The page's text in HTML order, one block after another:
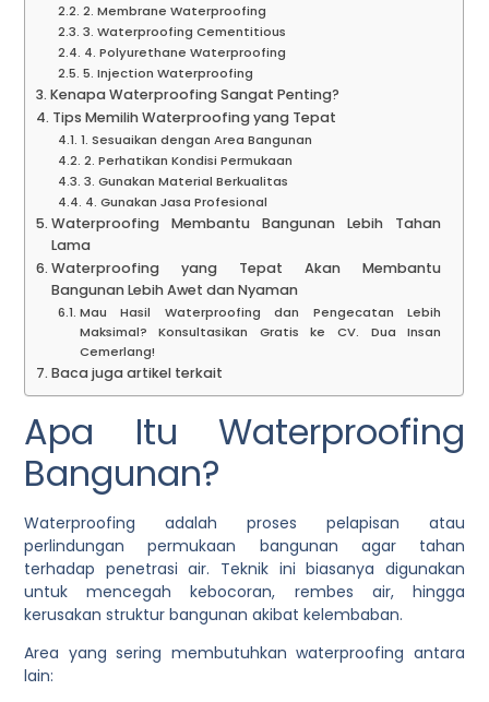
2. Membrane Waterproofing
3. Waterproofing Cementitious
4. Polyurethane Waterproofing
5. Injection Waterproofing
Kenapa Waterproofing Sangat Penting?
Tips Memilih Waterproofing yang Tepat
1. Sesuaikan dengan Area Bangunan
2. Perhatikan Kondisi Permukaan
3. Gunakan Material Berkualitas
4. Gunakan Jasa Profesional
Waterproofing Membantu Bangunan Lebih Tahan
Lama
Waterproofing yang Tepat Akan Membantu
Bangunan Lebih Awet dan Nyaman
Mau Hasil Waterproofing dan Pengecatan Lebih
Maksimal? Konsultasikan Gratis ke CV. Dua Insan
Cemerlang!
Baca juga artikel terkait
Apa Itu Waterproofing
Bangunan?
Waterproofing adalah proses pelapisan atau
perlindungan permukaan bangunan agar tahan
terhadap penetrasi air. Teknik ini biasanya digunakan
untuk mencegah kebocoran, rembes air, hingga
kerusakan struktur bangunan akibat kelembaban.
Area yang sering membutuhkan waterproofing antara
lain: